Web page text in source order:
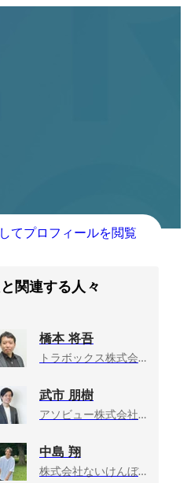
てプロフィールを閲覧
関連する人々
橋本 将吾
トラボックス株式会社, VPoE
武市 朋樹
アソビュー株式会社, BtoBソリューション事業部 部長
中島 翔
株式会社ないけんぼーいず, 代表取締役